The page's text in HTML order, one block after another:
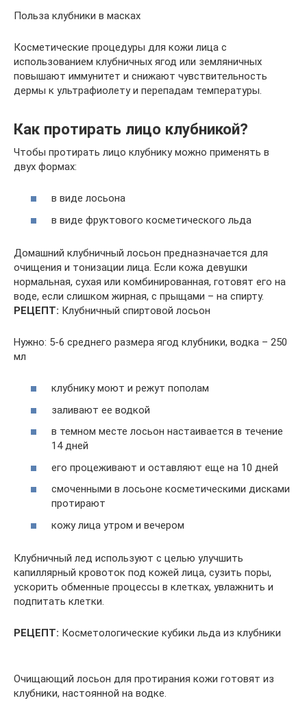
Польза клубники в масках
Косметические процедуры для кожи лица с
использованием клубничных ягод или земляничных
повышают иммунитет и снижают чувствительность
дермы к ультрафиолету и перепадам температуры.
Как протирать лицо клубникой?
Чтобы протирать лицо клубнику можно применять в
двух формах:
в виде лосьона
в виде фруктового косметического льда
Домашний клубничный лосьон предназначается для
очищения и тонизации лица. Если кожа девушки
нормальная, сухая или комбинированная, готовят его на
воде, если слишком жирная, с прыщами – на спирту.
РЕЦЕПТ: Клубничный спиртовой лосьон
Нужно: 5-6 среднего размера ягод клубники, водка – 250
мл
клубнику моют и режут пополам
заливают ее водкой
в темном месте лосьон настаивается в течение
14 дней
его процеживают и оставляют еще на 10 дней
смоченными в лосьоне косметическими дисками
протирают
кожу лица утром и вечером
Клубничный лед используют с целью улучшить
капиллярный кровоток под кожей лица, сузить поры,
ускорить обменные процессы в клетках, увлажнить и
подпитать клетки.
РЕЦЕПТ: Косметологические кубики льда из клубники
Очищающий лосьон для протирания кожи готовят из
клубники, настоянной на водке.